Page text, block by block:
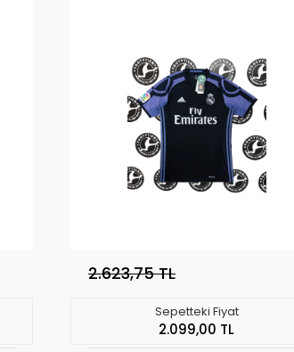
2.623,75 TL
Sepetteki Fiyat
2.099,00 TL